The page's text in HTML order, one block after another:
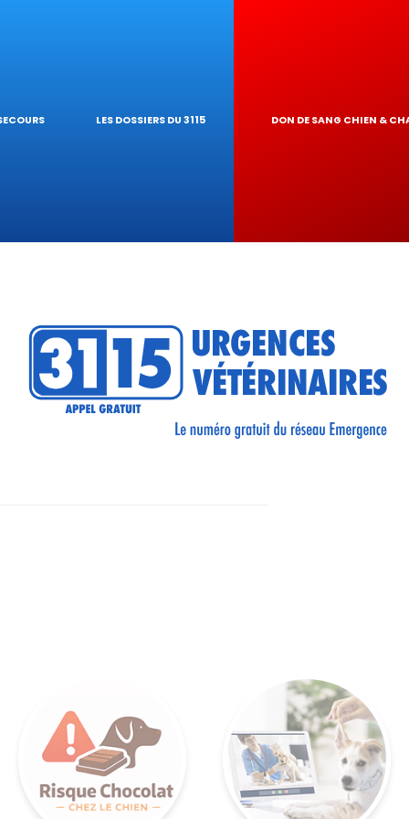
DE
LES DOSSIERS DU 3115 DON DE SANG CHIEN &